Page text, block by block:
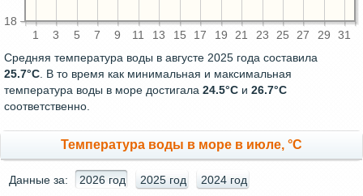
1 3 5 7 9 11 13 15 17 19 21 23 25 27 29 31
18
Средняя температура воды в августе 2025 года составила
25.7°C . В то время как минимальная и максимальная
температура воды в море достигала 24.5°C и 26.7°C
соответственно.
Температура воды в море в июле, °C
Данные за: 2026 год 2025 год 2024 год